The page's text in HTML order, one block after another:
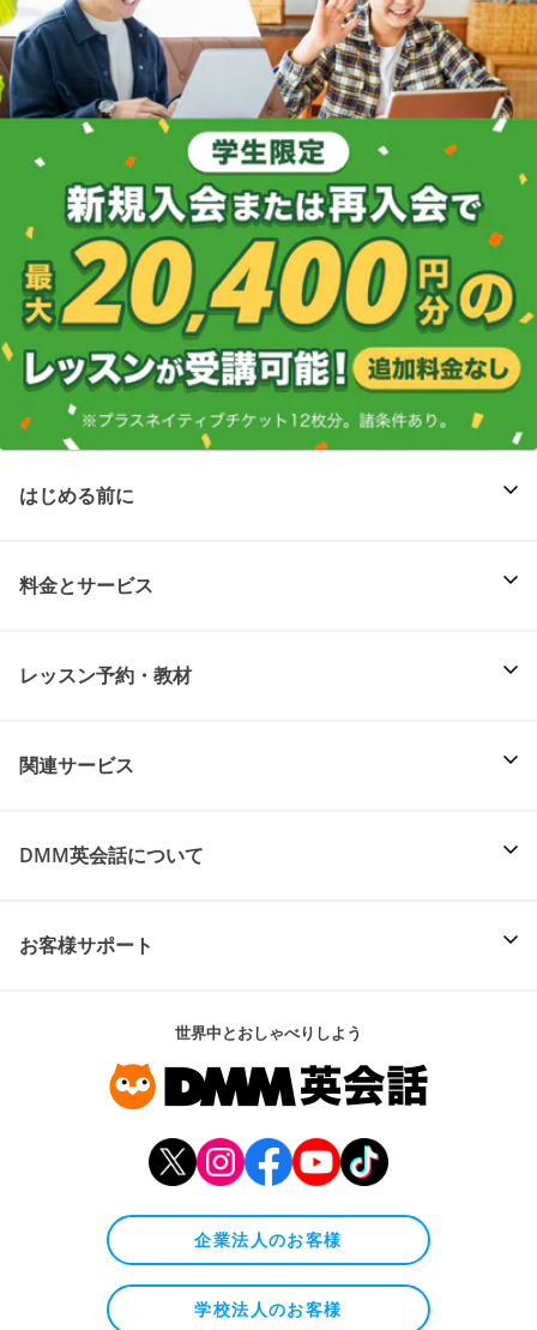
はじめる前に
料金とサービス
レッスン予約・教材
関連サービス
DMM英会話について
お客様サポート
世界中とおしゃべりしよう
企業法人のお客様
学校法人のお客様